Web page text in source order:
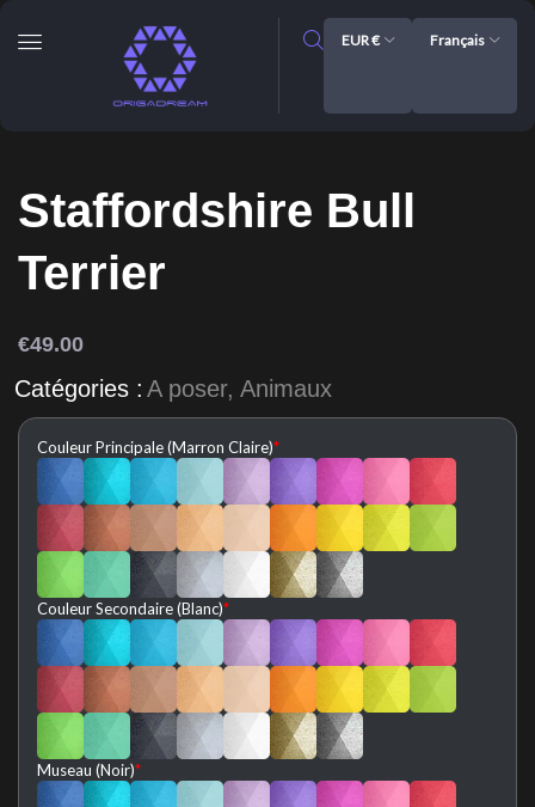
EUR € Français
Staffordshire Bull
Terrier
€49.00
Catégories : A poser, Animaux
*
Couleur Principale (Marron Claire)
*
Couleur Secondaire (Blanc)
*
Museau (Noir)